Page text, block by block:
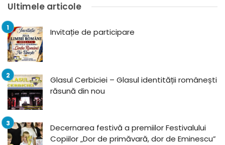
Ultimele articole
Invitație de participare
Glasul Cerbiciei – Glasul identității românești
răsună din nou
Decernarea festivă a premiilor Festivalului
Copiilor „Dor de primăvară, dor de Eminescu”